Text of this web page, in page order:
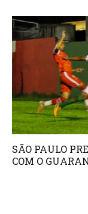
SÃO PAULO
COM O